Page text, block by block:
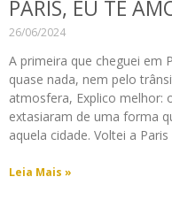
PARIS, EU TE
26/06/2024
A primeira que cheguei em
quase nada, nem pelo
atmosfera, Explico melhor:
extasiaram de uma forma
aquela cidade. Voltei a
Leia Mais »